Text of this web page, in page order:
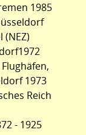
1985
1973
Reich
- 1925